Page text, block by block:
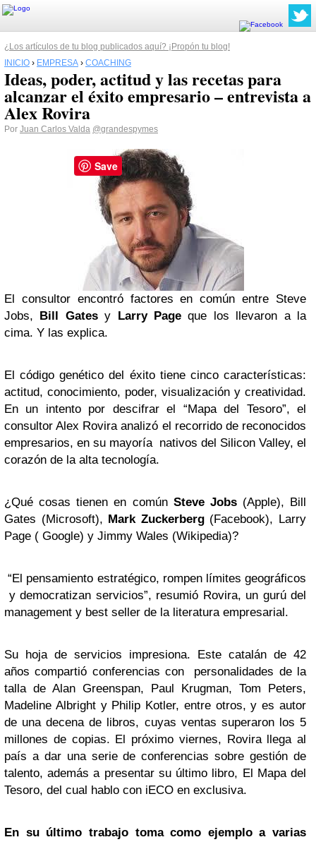
¿Los artículos de tu blog publicados aquí? ¡Propón tu blog!
INICIO › EMPRESA › COACHING
Ideas, poder, actitud y las recetas para
alcanzar el éxito empresario – entrevista a
Alex Rovira
Por Juan Carlos Valda @grandespymes
El consultor encontró factores en común entre Steve
Jobs, Bill Gatesy Larry Page que los llevaron a la
cima. Y las explica.
El código genético del éxito tiene cinco características:
actitud, conocimiento, poder, visualización y creatividad.
En un intento por descifrar el “Mapa del Tesoro”, el
consultor Alex Rovira analizó el recorrido de reconocidos
empresarios, en su mayoría nativos del Silicon Valley, el
corazón de la alta tecnología.
¿Qué cosas tienen en común Steve Jobs(Apple), Bill
Gates (Microsoft), Mark Zuckerberg(Facebook), Larry
Page ( Google) y Jimmy Wales (Wikipedia)?
“El pensamiento estratégico, rompen límites geográficos
y democratizan servicios”, resumió Rovira, un gurú del
management y best seller de la literatura empresarial.
Su hoja de servicios impresiona. Este catalán de 42
años compartió conferencias con personalidades de la
talla de Alan Greenspan, Paul Krugman, Tom Peters,
Madeline Albright y Philip Kotler, entre otros, y es autor
de una decena de libros, cuyas ventas superaron los 5
millones de copias. El próximo viernes, Rovira llega al
país a dar una serie de conferencias sobre gestión de
talento, además a presentar su último libro, El Mapa del
Tesoro, del cual hablo con iECO en exclusiva.
En su último trabajo toma como ejemplo a varias
Save